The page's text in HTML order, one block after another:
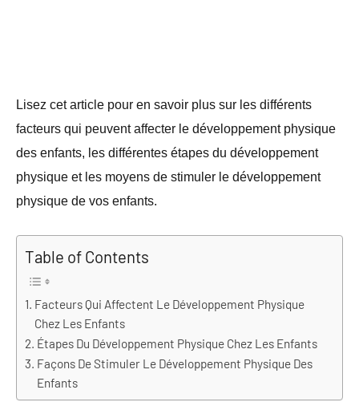
Lisez cet article pour en savoir plus sur les différents
facteurs qui peuvent affecter le développement physique
des enfants, les différentes étapes du développement
physique et les moyens de stimuler le développement
physique de vos enfants.
Table of Contents
Facteurs Qui Affectent Le Développement Physique
Chez Les Enfants
Étapes Du Développement Physique Chez Les Enfants
Façons De Stimuler Le Développement Physique Des
Enfants